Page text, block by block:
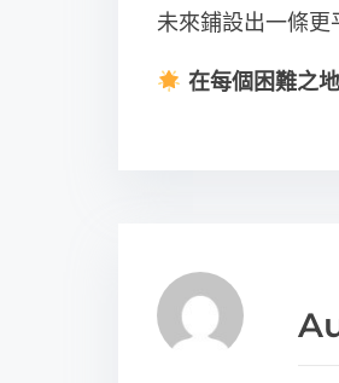
未來鋪設出一條更
在每個困難之